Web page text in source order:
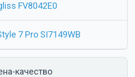
FV8042E0
7 Pro SI7149WB
качество